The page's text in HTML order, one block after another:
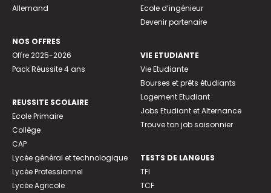
Allemand
NOS OFFRES
Offre 2025-2026
Pack Réussite 4 ans
REUSSITE SCOLAIRE
Ecole Primaire
Collège
CAP
Lycée général et technologique
Lycée Professionnel
Lycée Agricole
Ecole d’ingénieur
Devenir partenaire
VIE ETUDIANTE
Vie Etudiante
Bourses et prêts étudiants
Logement Etudiant
Jobs Etudiant et Alternance
Trouve ton job saisonnier
TESTS DE LANGUES
TFI
TCF